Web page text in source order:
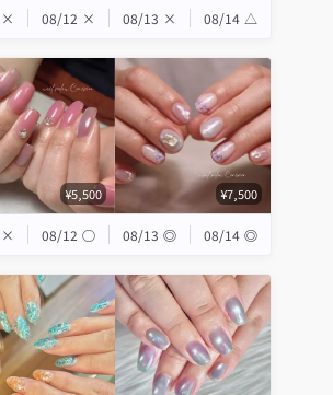
× 08/12 × 08/13 × 08/14 △
¥5,500 ¥7,500
× 08/12 ◯ 08/13 ◎ 08/14 ◎